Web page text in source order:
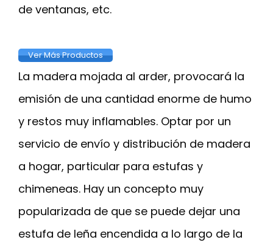
de ventanas, etc.
Ver Más Productos
La madera mojada al arder, provocará la
emisión de una cantidad enorme de humo
y restos muy inflamables. Optar por un
servicio de envío y distribución de madera
a hogar, particular para estufas y
chimeneas. Hay un concepto muy
popularizada de que se puede dejar una
estufa de leña encendida a lo largo de la